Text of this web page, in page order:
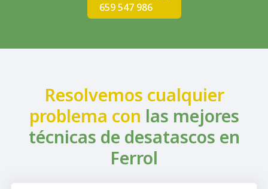
659 547 986
Resolvemos cualquier
problema con las mejores
técnicas de desatascos en
Ferrol